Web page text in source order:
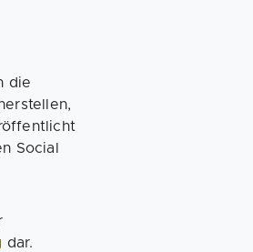
die
Social
dar.